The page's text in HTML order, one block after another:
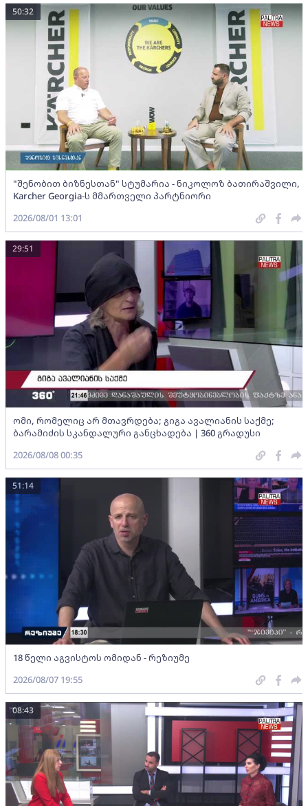
"შენობით ბიზნესთან" სტუმარია - ნიკოლოზ ბათირაშვილი,
Karcher Georgia-ს მმართველი პარტნიორი
50:32
2026/08/01 13:01
ომი, რომელიც არ მთავრდება; გიგა ავალიანის საქმე;
ბარამიძის სკანდალური განცხადება | 360 გრადუსი
29:51
2026/08/08 00:35
18 წელი აგვისტოს ომიდან - რეზიუმე
51:14
2026/08/07 19:55
08:43